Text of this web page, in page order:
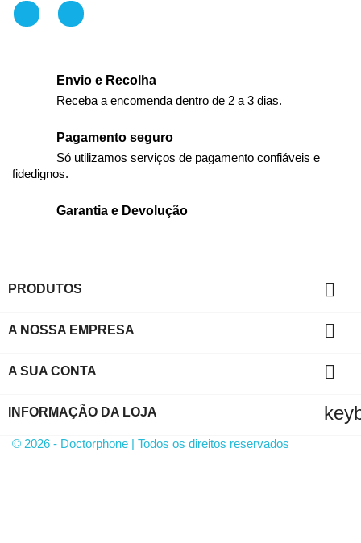
FacebookInstagram
Envio e Recolha
Receba a encomenda dentro de 2 a 3 dias.
Pagamento seguro
Só utilizamos serviços de pagamento confiáveis e
fidedignos.
Garantia e Devolução
PRODUTOS 
A NOSSA EMPRESA 
A SUA CONTA 
INFORMAÇÃO DA LOJA
© 2026 - Doctorphone | Todos os direitos reservados